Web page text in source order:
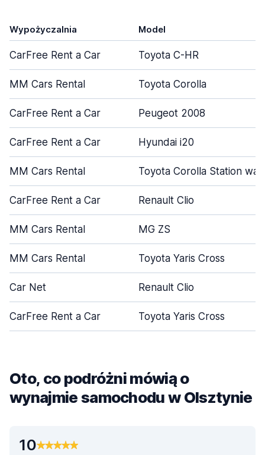
Wypożyczalnia Model
CarFree Rent a Car Toyota C-HR
MM Cars Rental Toyota Corolla
CarFree Rent a Car Peugeot 2008
CarFree Rent a Car Hyundai i20
MM Cars Rental Toyota Corolla Station
CarFree Rent a Car Renault Clio
MM Cars Rental MG ZS
MM Cars Rental Toyota Yaris Cross
Car Net Renault Clio
CarFree Rent a Car Toyota Yaris Cross
Oto, co podróżni mówią o
wynajmie samochodu w Olsztynie
10